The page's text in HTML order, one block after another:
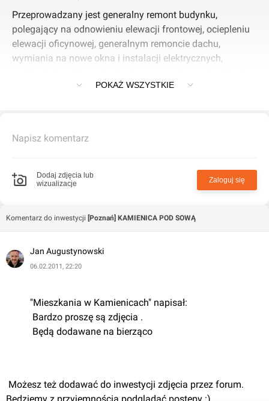
Przeprowadzany jest generalny remont budynku,
polegający na odnowieniu elewacji frontowej, ociepleniu
elewacji oficynowej, generalnym remoncie dachu,
wymiania na nowe okna i instalacji elektrycznych,
CO wraz z podłączeniem budynku do miejskiej sieci
wideo-domofonowej , telewizyjnej i telefonicznej .
okna, drzwi zewnętrzne odrestaurowane ,ściany i sufity
wymalowane na biało,odrestaurowana stolarka drzwiowa
aluminiowymi firmy Kermi, nowe wszytkie
firmy Legrand.
POKAŻ WSZYSTKIE
Napisz komentarz
Dodaj zdjęcia lub
wizualizacje
Zaloguj się
Komentarz do inwestycji [Poznań] KAMIENICA POD SOWĄ
Jan Augustynowski
06.02.2011, 22:20
"Mieszkania w Kamienicach" napisał:
Bardzo proszę są zdjęcia .
Będą dodawane na bierząco